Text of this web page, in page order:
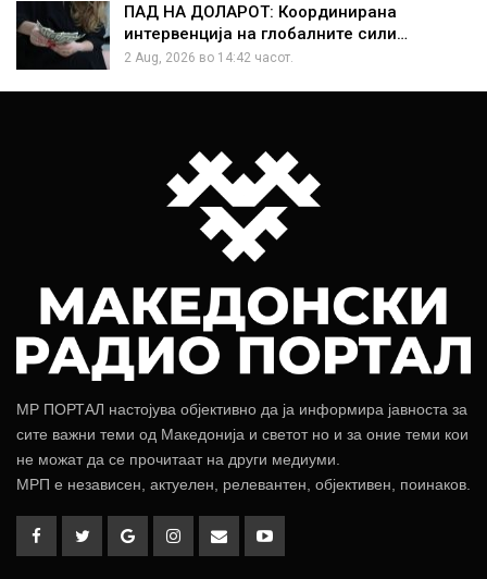
ПАД НА ДОЛАРОТ: Координирана
интервенција на глобалните сили…
2 Aug, 2026 во 14:42 часот.
МР ПОРТАЛ настојува објективно да ја информира јавноста за
сите важни теми од Македонија и светот но и за оние теми кои
не можат да се прочитаат на други медиуми.
МРП е независен, актуелен, релевантен, објективен, поинаков.